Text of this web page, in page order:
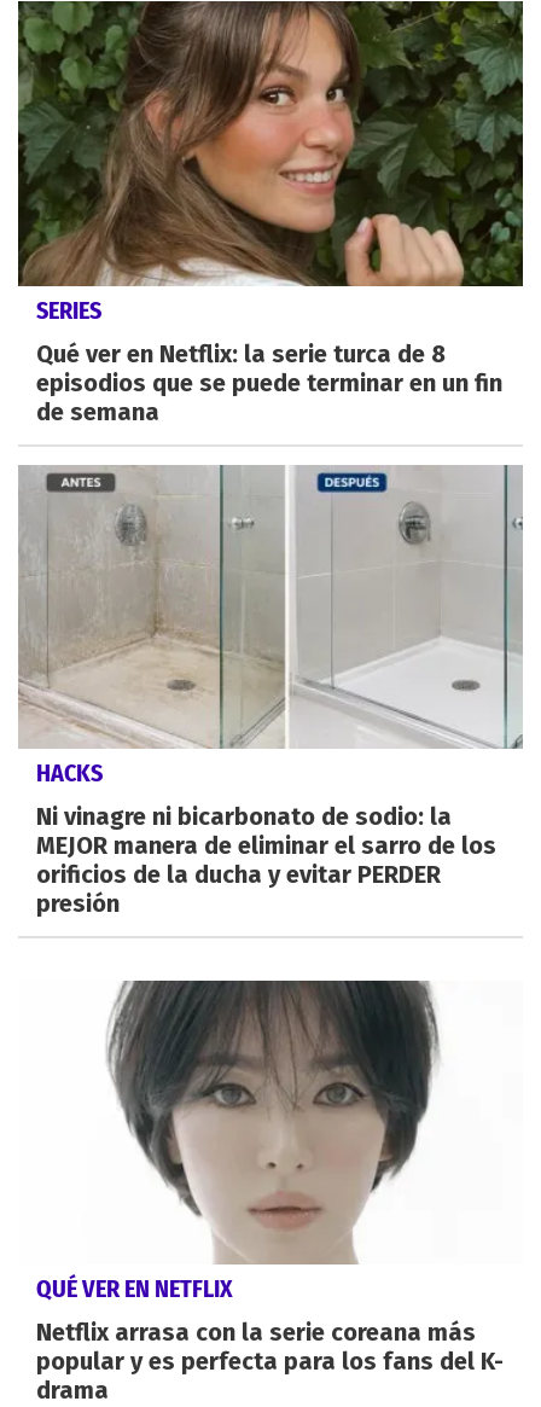
SERIES
Qué ver en Netflix: la serie turca de 8
episodios que se puede terminar en un fin
de semana
HACKS
Ni vinagre ni bicarbonato de sodio: la
MEJOR manera de eliminar el sarro de los
orificios de la ducha y evitar PERDER
presión
QUÉ VER EN NETFLIX
Netflix arrasa con la serie coreana más
popular y es perfecta para los fans del K-
drama